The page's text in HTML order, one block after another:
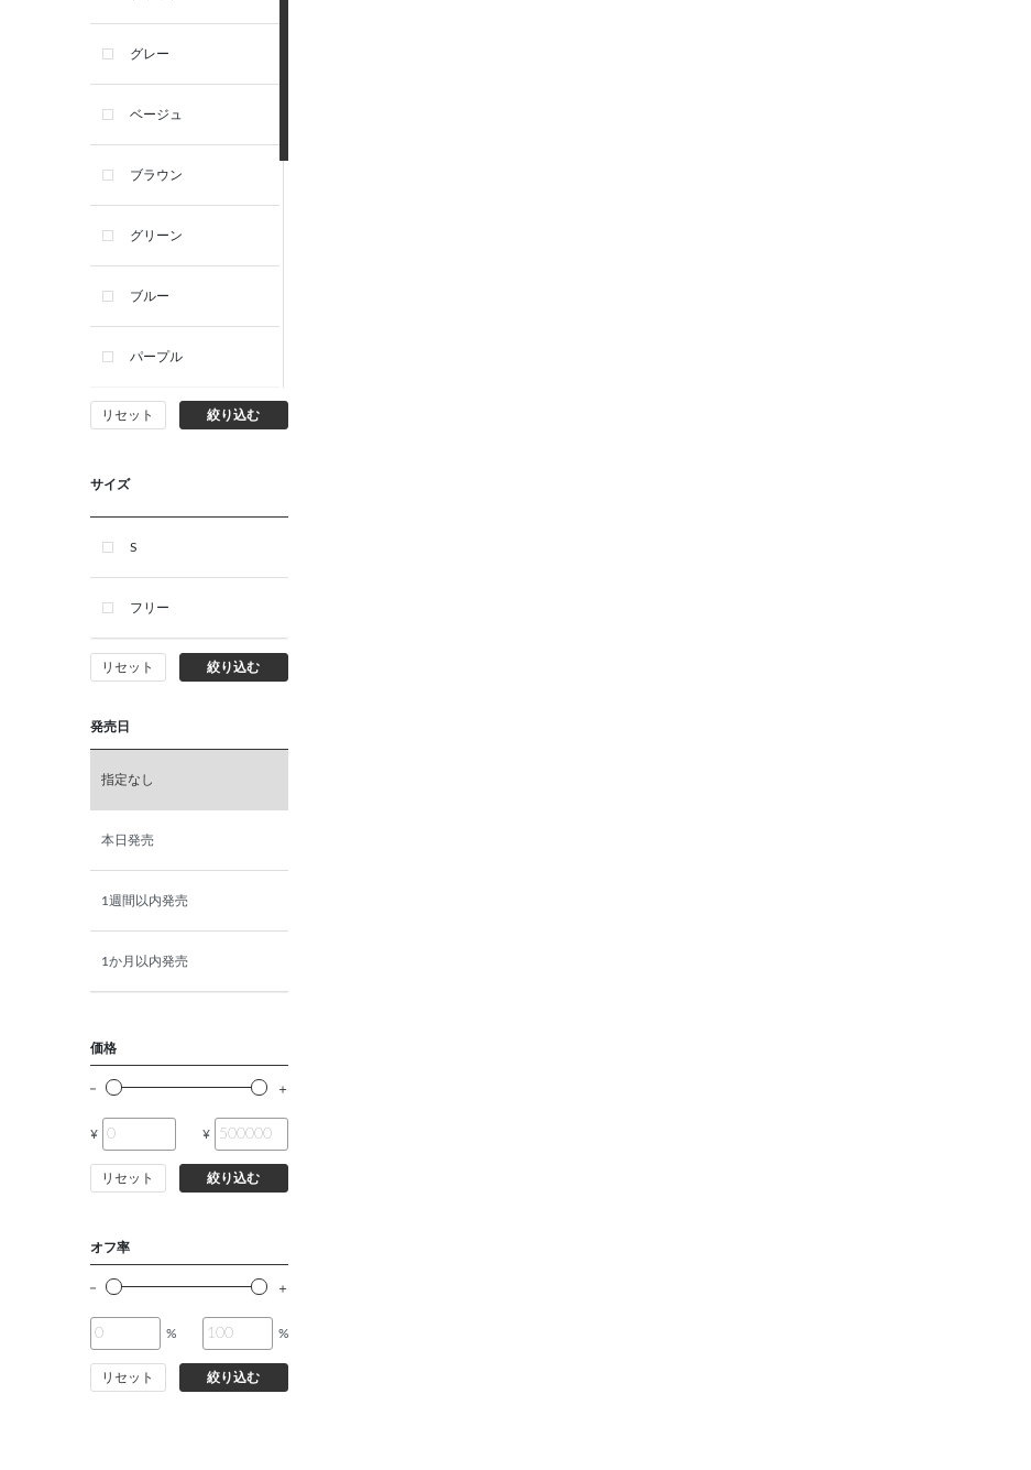
モンド
グレー
ベージュ
ブラウン
グリーン
ブルー
パープル
イエロー
ピンク
ゴールド
その他
リセット 絞り込む
サイズ
S
フリー
リセット 絞り込む
発売日
指定なし
本日発売
1週間以内発売
1か月以内発売
価格
¥ ¥
リセット 絞り込む
オフ率
% %
リセット 絞り込む